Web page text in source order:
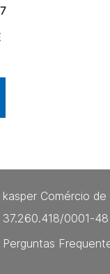
kasper Comércio de
37.260.418/0001-48
Perguntas